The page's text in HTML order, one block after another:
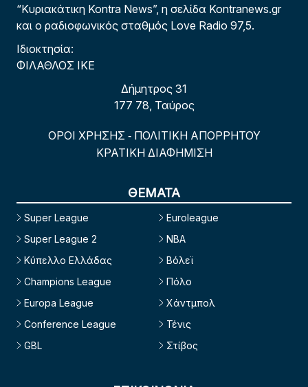
“Κυριακάτικη Kontra News”, η σελίδα Kontranews.gr
και ο ραδιοφωνικός σταθμός Love Radio 97,5.
Ιδιοκτησία:
ΦΙΛΑΘΛΟΣ ΙΚΕ
Δήμητρος 31
177 78, Ταύρος
ΟΡΟΙ ΧΡΗΣΗΣ - ΠΟΛΙΤΙΚΗ ΑΠΟΡΡΗΤΟΥ
ΚΡΑΤΙΚΗ ΔΙΑΦΗΜΙΣΗ
ΘΕΜΑΤΑ
Super League
Super League 2
Κύπελλο Ελλάδας
Champions League
Europa League
Conference League
GBL
Euroleague
NBA
Βόλεϊ
Πόλο
Χάντμπολ
Τένις
Στίβος